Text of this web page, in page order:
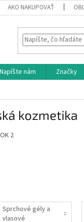
AKO NAKUPOVAŤ
Napíšte nám
Značky
kozmetika
Sprchové gély a
vlasové